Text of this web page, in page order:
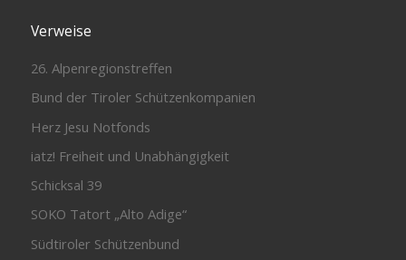
Verweise
26. Alpenregionstreffen
Bund der Tiroler Schützenkompanien
Herz Jesu Notfonds
iatz! Freiheit und Unabhängigkeit
Schicksal 39
SOKO Tatort „Alto Adige“
Südtiroler Schützenbund